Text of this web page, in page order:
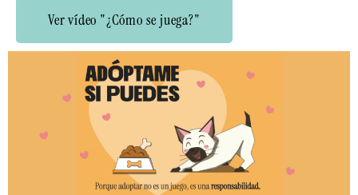
Ver vídeo "¿Cómo se juega?"